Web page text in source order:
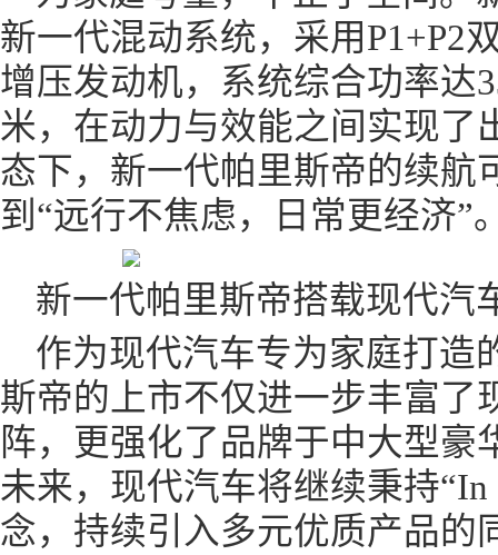
新一代混动系统，采用P1+P2
增压发动机，系统综合功率达
米，在动力与效能之间实现了
态下，新一代帕里斯帝的续航
到“远行不焦虑，日常更经济”
新一代帕里斯帝搭载现代汽
作为现代汽车专为家庭打造
斯帝的上市不仅进一步丰富了
阵，更强化了品牌于中大型豪
未来，现代汽车将继续秉持“In
念，持续引入多元优质产品的